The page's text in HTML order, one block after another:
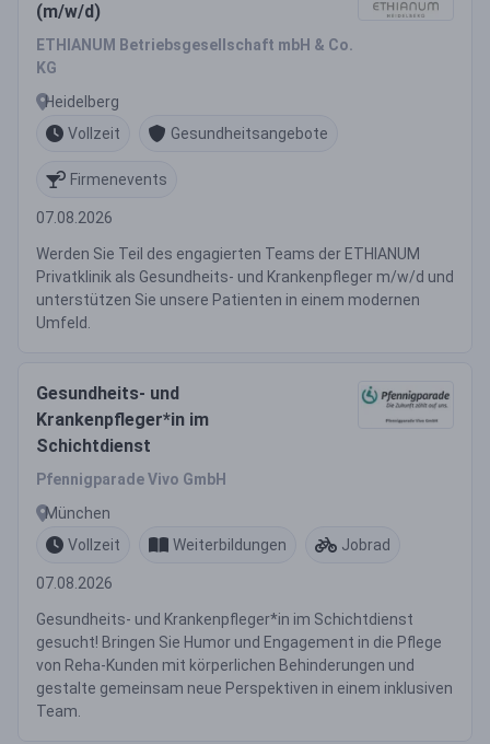
(m/w/d)
ETHIANUM Betriebsgesellschaft mbH & Co.
KG
Heidelberg
Vollzeit
Gesundheitsangebote
Firmenevents
07.08.2026
Werden Sie Teil des engagierten Teams der ETHIANUM
Privatklinik als Gesundheits- und Krankenpfleger m/w/d und
unterstützen Sie unsere Patienten in einem modernen
Umfeld.
Gesundheits- und
Krankenpfleger*in im
Schichtdienst
Pfennigparade Vivo GmbH
München
Vollzeit
Weiterbildungen Jobrad
07.08.2026
Gesundheits- und Krankenpfleger*in im Schichtdienst
gesucht! Bringen Sie Humor und Engagement in die Pflege
von Reha-Kunden mit körperlichen Behinderungen und
gestalte gemeinsam neue Perspektiven in einem inklusiven
Team.